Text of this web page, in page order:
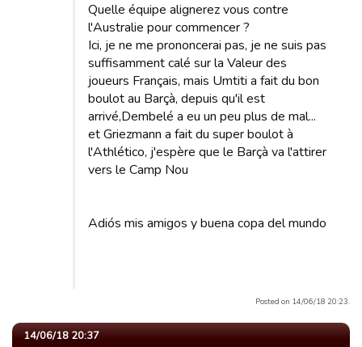
Quelle équipe alignerez vous contre
l'Australie pour commencer ?
Ici, je ne me prononcerai pas, je ne suis pas
suffisamment calé sur la Valeur des
joueurs Français, mais Umtiti a fait du bon
boulot au Barçà, depuis qu'il est
arrivé,Dembelé a eu un peu plus de mal...
et Griezmann a fait du super boulot à
l'Athlético, j'espère que le Barçà va l'attirer
vers le Camp Nou
Adiós mis amigos y buena copa del mundo
Posted on 14/06/18 20:23.
14/06/18 20:37